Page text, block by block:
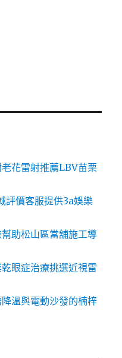
花雷射推薦LBV苗栗
評價客服提供3a娛樂
助松山區當舖施工導
眼症治療挑選近視雷
溫與電動沙發的楠梓